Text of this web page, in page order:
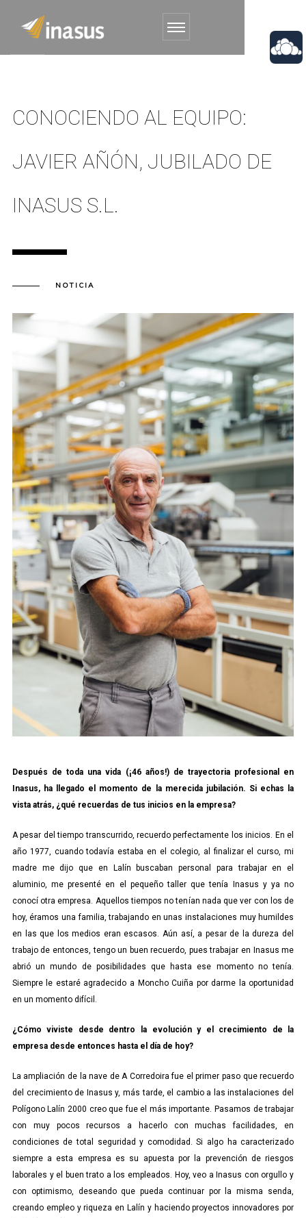
CONOCIENDO AL EQUIPO:
JAVIER AÑÓN, JUBILADO DE
INASUS S.L.
NOTICIA
Después de toda una vida (¡46 años!) de trayectoria profesional en
Inasus, ha llegado el momento de la merecida jubilación. Si echas la
vista atrás, ¿qué recuerdas de tus inicios en la empresa?
A pesar del tiempo transcurrido, recuerdo perfectamente los inicios. En el
año 1977, cuando todavía estaba en el colegio, al finalizar el curso, mi
madre me dijo que en Lalín buscaban personal para trabajar en el
aluminio, me presenté en el pequeño taller que tenía Inasus y ya no
conocí otra empresa. Aquellos tiempos no tenían nada que ver con los de
hoy, éramos una familia, trabajando en unas instalaciones muy humildes
en las que los medios eran escasos. Aún así, a pesar de la dureza del
trabajo de entonces, tengo un buen recuerdo, pues trabajar en Inasus me
abrió un mundo de posibilidades que hasta ese momento no tenía.
Siempre le estaré agradecido a Moncho Cuiña por darme la oportunidad
en un momento difícil.
¿Cómo viviste desde dentro la evolución y el crecimiento de la
empresa desde entonces hasta el día de hoy?
La ampliación de la nave de A Corredoira fue el primer paso que recuerdo
del crecimiento de Inasus y, más tarde, el cambio a las instalaciones del
Polígono Lalín 2000 creo que fue el más importante. Pasamos de trabajar
con muy pocos recursos a hacerlo con muchas facilidades, en
condiciones de total seguridad y comodidad. Si algo ha caracterizado
siempre a esta empresa es su apuesta por la prevención de riesgos
laborales y el buen trato a los empleados. Hoy, veo a Inasus con orgullo y
con optimismo, deseando que pueda continuar por la misma senda,
creando empleo y riqueza en Lalín y haciendo proyectos innovadores por